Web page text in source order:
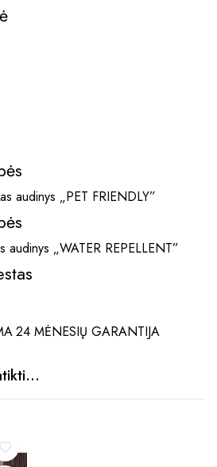
audinys „PET FRIENDLY”
audinys „WATER REPELLENT”
24 MĖNESIŲ GARANTIJA